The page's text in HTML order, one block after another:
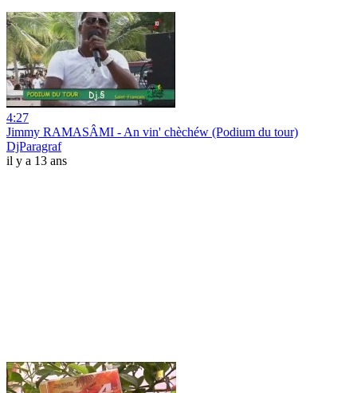
4:27
Jimmy RAMASÂMI - An vin' chèchéw (Podium du tour)
DjParagraf
il y a 13 ans